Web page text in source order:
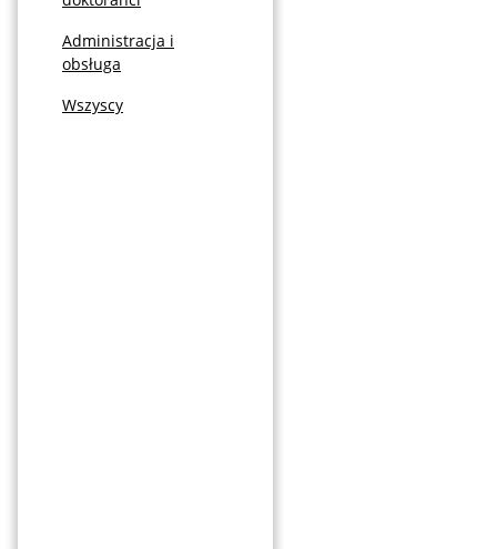
Administracja i
obsługa
Wszyscy